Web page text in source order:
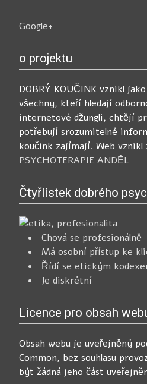
Google+
o projektu
DOBRÝ KOUČINK vznikl
všechny, kteří hledají
internetové džungli, chtějí
potřebují srozumitelné
koučink zajímají. Web vznikl
PSYCHOTERAPIE ANDĚL
Čtyřlístek dobrého
Chová se profesionálně
Má osobní přístup ke
Řídí se etickým
Je diskrétní
Licence pro obsah
Obsah webu je uveřejněný
Common, bez souhlasu
být žádná jeho část